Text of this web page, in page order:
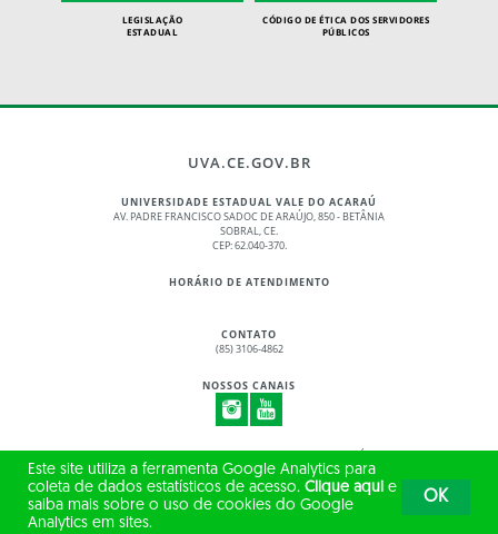
LEGISLAÇÃO
ESTADUAL
CÓDIGO DE ÉTICA DOS SERVIDORES
PÚBLICOS
UVA.CE.GOV.BR
UNIVERSIDADE ESTADUAL VALE DO ACARAÚ
AV. PADRE FRANCISCO SADOC DE ARAÚJO, 850 - BETÂNIA
SOBRAL, CE.
CEP: 62.040-370.
HORÁRIO DE ATENDIMENTO
CONTATO
(85) 3106-4862
NOSSOS CANAIS
© 2017 - 2026 – GOVERNO DO ESTADO DO CEARÁ
TODOS OS DIREITOS RESERVADOS
Este site utiliza a ferramenta Google Analytics para
coleta de dados estatísticos de acesso. Clique aqui e
saiba mais sobre o uso de cookies do Google
Analytics em sites.
OK